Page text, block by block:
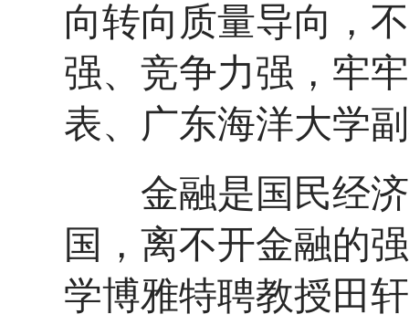
向转向质量导向，
强、竞争力强，牢
表、广东海洋大学
金融是国民经济
国，离不开金融的
学博雅特聘教授田